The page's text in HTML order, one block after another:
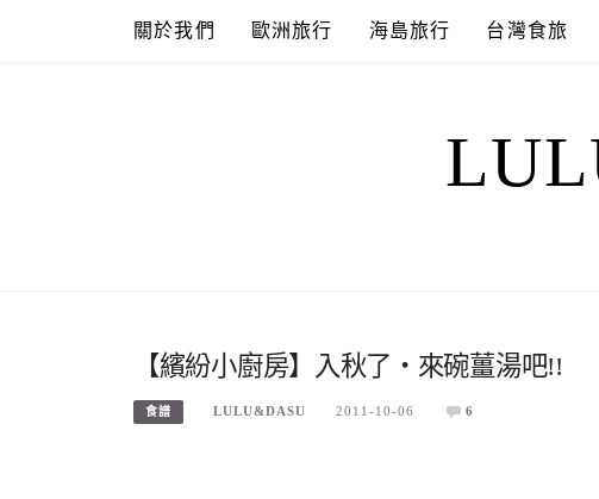
關於我們 歐洲旅行 海島旅行 台灣食旅
【繽紛小廚房】入秋了‧來碗薑湯吧!!
食譜 LULU&DASU 2011-10-06 6